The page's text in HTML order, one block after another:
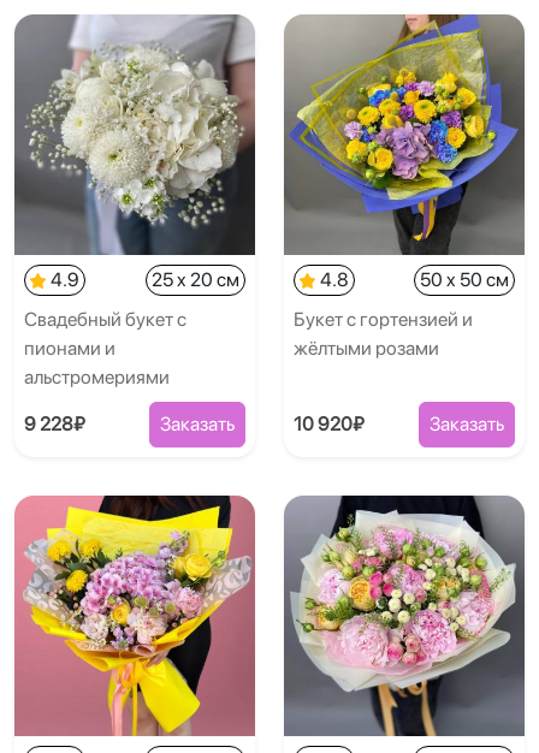
4.9
25 x 20 см
Свадебный букет с
пионами и
альстромериями
9 228₽ Заказать
4.8
50 x 50 см
Букет с гортензией и
жёлтыми розами
10 920₽ Заказать